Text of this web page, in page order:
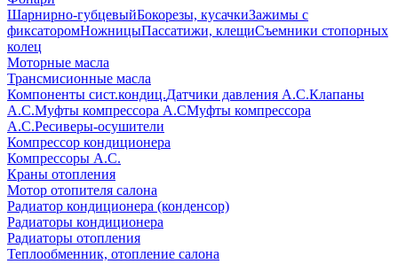
Шарнирно-губцевыйБокорезы, кусачкиЗажимы с
фиксаторомНожницыПассатижи, клещиСъемники стопорных
колец
Моторные масла
Трансмисионные масла
Компоненты сист.кондиц.Датчики давления А.С.Клапаны
А.С.Муфты компрессора А.СМуфты компрессора
А.С.Ресиверы-осушители
Компрессор кондиционера
Компрессоры А.С.
Краны отопления
Мотор отопителя салона
Радиатор кондиционера (конденсор)
Радиаторы кондиционера
Радиаторы отопления
Теплообменник, отопление салона